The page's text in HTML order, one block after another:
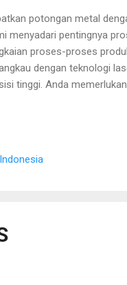
potongan metal
menyadari pentingnya
proses-proses
dengan teknologi
tinggi. Anda
walau ketebalan